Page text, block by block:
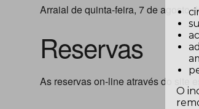
Arraial de quinta-feira, 7 de agosto
Reservas
As reservas on-line através do site
O